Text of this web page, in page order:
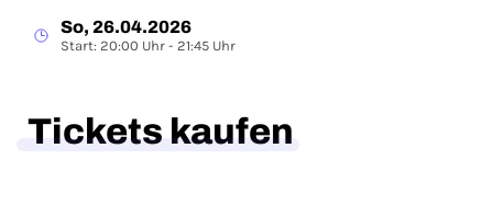
So, 26.04.2026
Start: 20:00 Uhr - 21:45 Uhr
Tickets kaufen